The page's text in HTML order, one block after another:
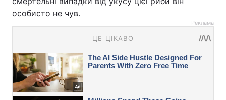
особисто не чув.
Реклама